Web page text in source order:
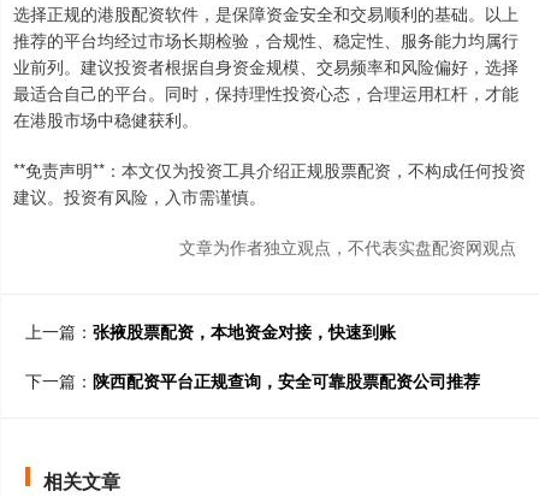
选择正规的港股配资软件，是保障资金安全和交易顺利的基础。以上
推荐的平台均经过市场长期检验，合规性、稳定性、服务能力均属行
业前列。建议投资者根据自身资金规模、交易频率和风险偏好，选择
最适合自己的平台。同时，保持理性投资心态，合理运用杠杆，才能
在港股市场中稳健获利。
**免责声明**：本文仅为投资工具介绍正规股票配资，不构成任何投资
建议。投资有风险，入市需谨慎。
文章为作者独立观点，不代表实盘配资网观点
上一篇： 张掖股票配资，本地资金对接，快速到账
下一篇： 陕西配资平台正规查询，安全可靠股票配资公司推荐
相关文章